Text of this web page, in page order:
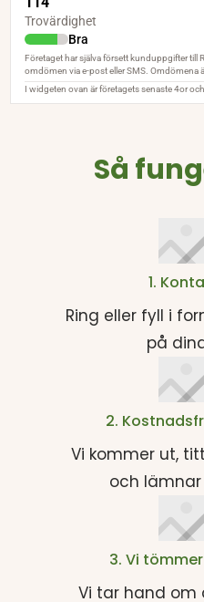
Så
1.
Ring eller fyll i
på
2.
Vi kommer ut,
och
3. Vi
Vi tar hand